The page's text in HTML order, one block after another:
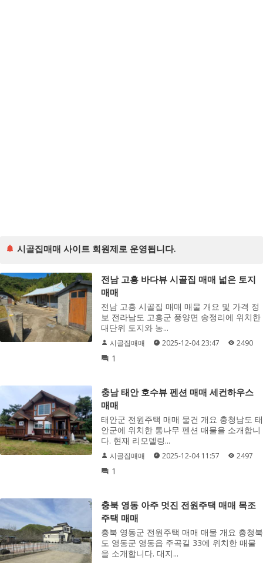
시골집매매 사이트 회원제로 운영됩니다.
전남 고흥 바다뷰 시골집 매매 넓은 토지
매매
전남 고흥 시골집 매매 매물 개요 및 가격 정
보 전라남도 고흥군 풍양면 송정리에 위치한
대단위 토지와 농...
시골집매매 2025-12-04 23:47 2490
1
충남 태안 호수뷰 펜션 매매 세컨하우스
매매
태안군 전원주택 매매 물건 개요 충청남도 태
안군에 위치한 통나무 펜션 매물을 소개합니
다. 현재 리모델링...
시골집매매 2025-12-04 11:57 2497
1
충북 영동 아주 멋진 전원주택 매매 목조
주택 매매
충북 영동군 전원주택 매매 매물 개요 충청북
도 영동군 영동읍 주곡길 33에 위치한 매물
을 소개합니다. 대지...